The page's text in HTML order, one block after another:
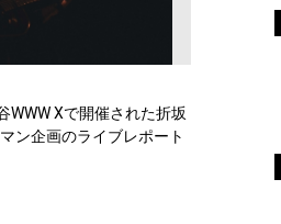
WWW Xで開催された折坂
ン企画のライブレポート